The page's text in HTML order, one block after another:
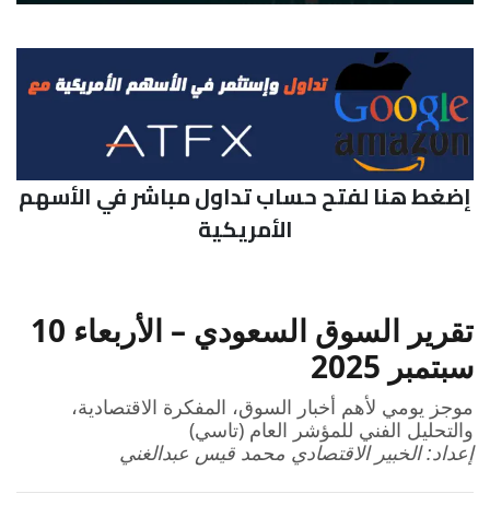
إضغط هنا لفتح حساب تداول مباشر في الأسهم
الأمريكية
تقرير السوق السعودي – الأربعاء 10
سبتمبر 2025
موجز يومي لأهم أخبار السوق، المفكرة الاقتصادية،
والتحليل الفني للمؤشر العام (تاسي)
إعداد: الخبير الاقتصادي محمد قيس عبدالغني